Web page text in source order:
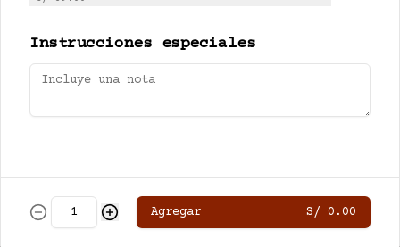
Bizcocho húmedo red velvel, con
Política de Cookies
Haga clic en Aceptar para permitir que Justo
publicar anuncios y medir su eficiencia en
Configuración de cookies Aceptar
Instrucciones especiales
Agregar S/ 0.00